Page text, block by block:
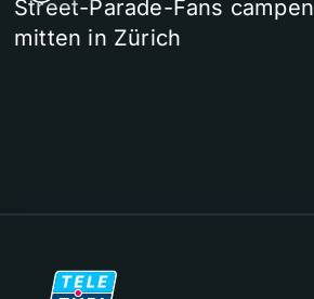
Street-Parade-Fans campen
mitten in Zürich